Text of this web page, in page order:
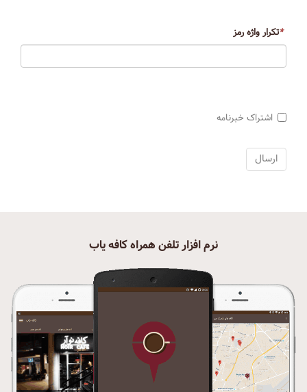
*تکرار واژه رمز
اشتراک خبرنامه
نرم افزار تلفن همراه کافه یاب